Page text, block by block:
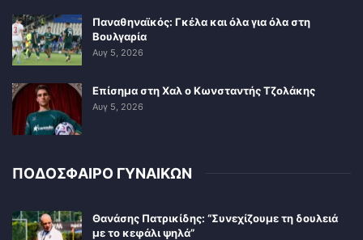
Παναθηναϊκός: Γκέλα και όλα για όλα στη
Βουλγαρία
Αυγ 5, 2026
Επίσημα στη Χαλ ο Κωνσταντής Τζολάκης
Αυγ 5, 2026
ΠΟΔΟΣΦΑΙΡΟ ΓΥΝΑΙΚΩΝ
Θανάσης Πατρικίδης: “Συνεχίζουμε τη δουλειά
με το κεφάλι ψηλά”